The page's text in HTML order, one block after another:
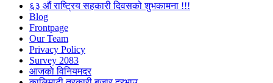
६३ औं राष्ट्रिय सहकारी दिवसको शुभकामना !!!
Blog
Frontpage
Our Team
Privacy Policy
Survey 2083
आजकाे विनियमदर